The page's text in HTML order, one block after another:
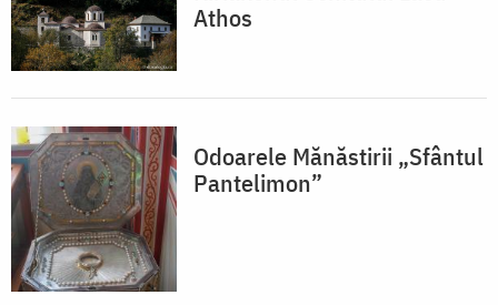
Athos
Odoarele Mănăstirii „Sfântul
Pantelimon”